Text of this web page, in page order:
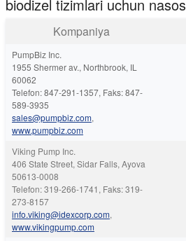
biodizel tizimlari uchun
Kompaniya
PumpBiz Inc.
1955 Shermer av., Northbrook, IL
60062
Telefon: 847-291-1357, Faks: 847-
589-3935
sales@pumpbiz.com,
www.pumpbiz.com
Viking Pump Inc.
406 State Street, Sidar Falls, Ayova
50613-0008
Telefon: 319-266-1741, Faks: 319-
273-8157
info.viking@idexcorp.com,
www.vikingpump.com